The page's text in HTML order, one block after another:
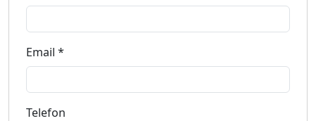
Email *
Telefon